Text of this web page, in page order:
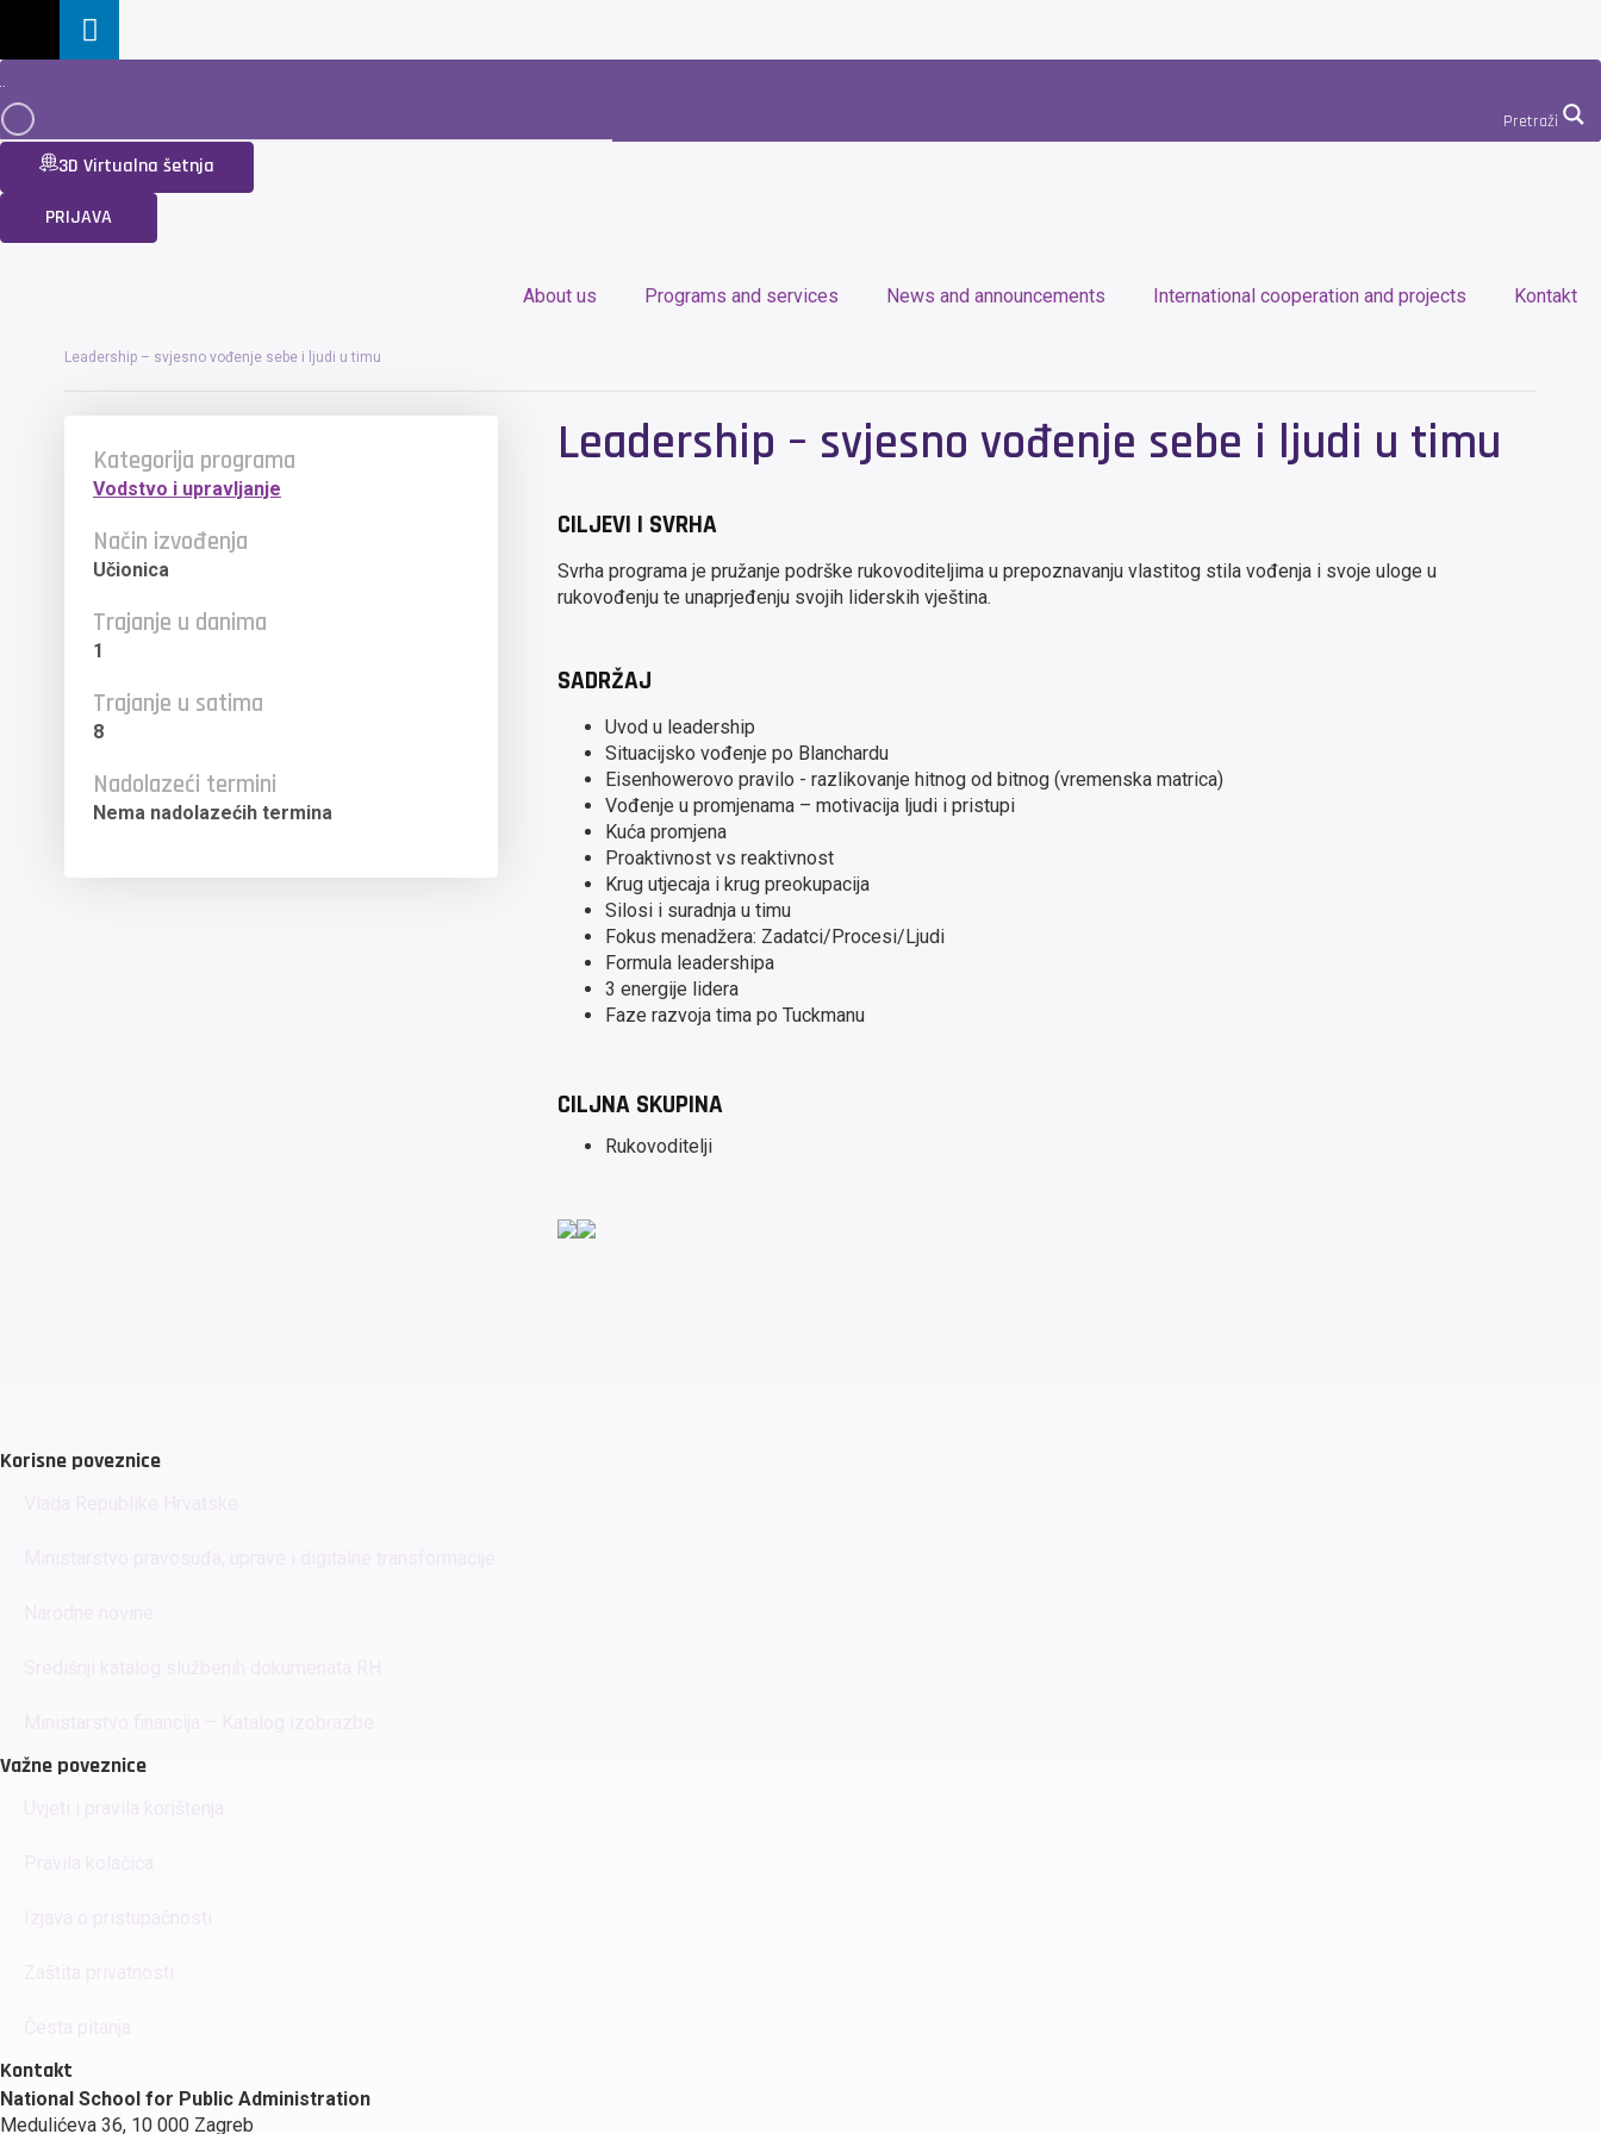
Pretraži
3D Virtualna šetnja
PRIJAVA
About us Programs and services News and announcements International cooperation and projects Kontakt
Leadership – svjesno vođenje sebe i ljudi u timu
Kategorija programa
Vodstvo i upravljanje
Način izvođenja
Učionica
Trajanje u danima
1
Trajanje u satima
8
Nadolazeći termini
Nema nadolazećih termina
Leadership – svjesno vođenje sebe i ljudi u timu
CILJEVI I SVRHA
Svrha programa je pružanje podrške rukovoditeljima u prepoznavanju vlastitog stila vođenja i svoje uloge u
rukovođenju te unaprjeđenju svojih liderskih vještina.
SADRŽAJ
Uvod u leadership
Situacijsko vođenje po Blanchardu
Eisenhowerovo pravilo - razlikovanje hitnog od bitnog (vremenska matrica)
Vođenje u promjenama – motivacija ljudi i pristupi
Kuća promjena
Proaktivnost vs reaktivnost
Krug utjecaja i krug preokupacija
Silosi i suradnja u timu
Fokus menadžera: Zadatci/Procesi/Ljudi
Formula leadershipa
3 energije lidera
Faze razvoja tima po Tuckmanu
CILJNA SKUPINA
Rukovoditelji
Korisne poveznice
Važne poveznice
Kontakt
National School for Public Administration
Medulićeva 36, 10 000 Zagreb